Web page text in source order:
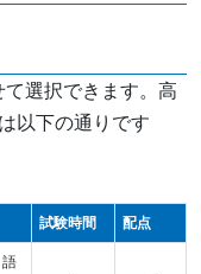
選択できます。高
以下の通りです
試験時間 配点
語